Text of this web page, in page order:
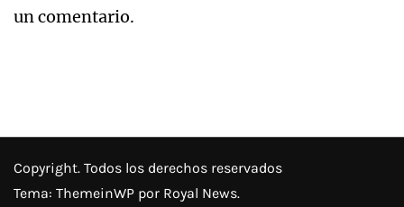
un comentario.
Copyright. Todos los derechos reservados
Tema: ThemeinWP por Royal News.